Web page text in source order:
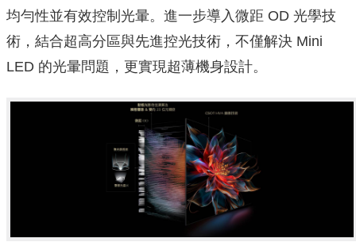
均勻性並有效控制光暈。進一步導入微距 OD 光學技
術，結合超高分區與先進控光技術，不僅解決 Mini
LED 的光暈問題，更實現超薄機身設計。